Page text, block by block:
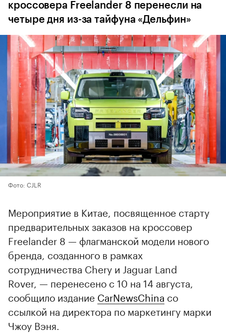
кроссовера Freelander 8 перенесли на
четыре дня из-за тайфуна «Дельфин»
Фото: CJLR
Мероприятие в Китае, посвященное старту
предварительных заказов на кроссовер
Freelander 8 — флагманской модели нового
бренда, созданного в рамках
сотрудничества Chery и Jaguar Land
Rover, — перенесено с 10 на 14 августа,
сообщило издание CarNewsChina со
ссылкой на директора по маркетингу марки
Чжоу Вэня.